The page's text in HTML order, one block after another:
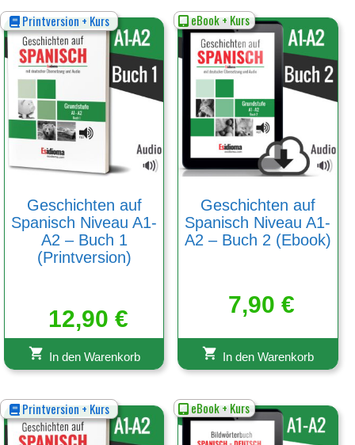
Printversion + Kurs
Geschichten auf
Spanisch Niveau A1-
A2 – Buch 1
(Printversion)
12,90 €
In den Warenkorb
eBook + Kurs
Geschichten auf
Spanisch Niveau A1-
A2 – Buch 2 (Ebook)
7,90€
In den Warenkorb
Printversion + Kurs eBook + Kurs